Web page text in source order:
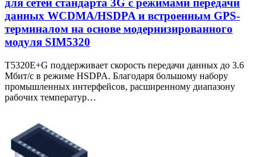
для сетей стандарта 3G с режимами передачи
данных WCDMA/HSDPA и встроенным GPS-
терминалом на основе модернизированного
модуля SIM5320
T5320E+G поддерживает скорость передачи данных до 3.6
Мбит/с в режиме HSDPA. Благодаря большому набору
промышленных интерфейсов, расширенному диапазону
рабочих температур…